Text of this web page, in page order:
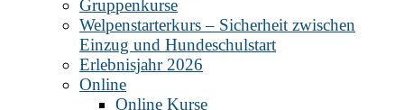
Gruppenkurse
Welpenstarterkurs – Sicherheit zwischen
Einzug und Hundeschulstart
Erlebnisjahr 2026
Online
Online Kurse